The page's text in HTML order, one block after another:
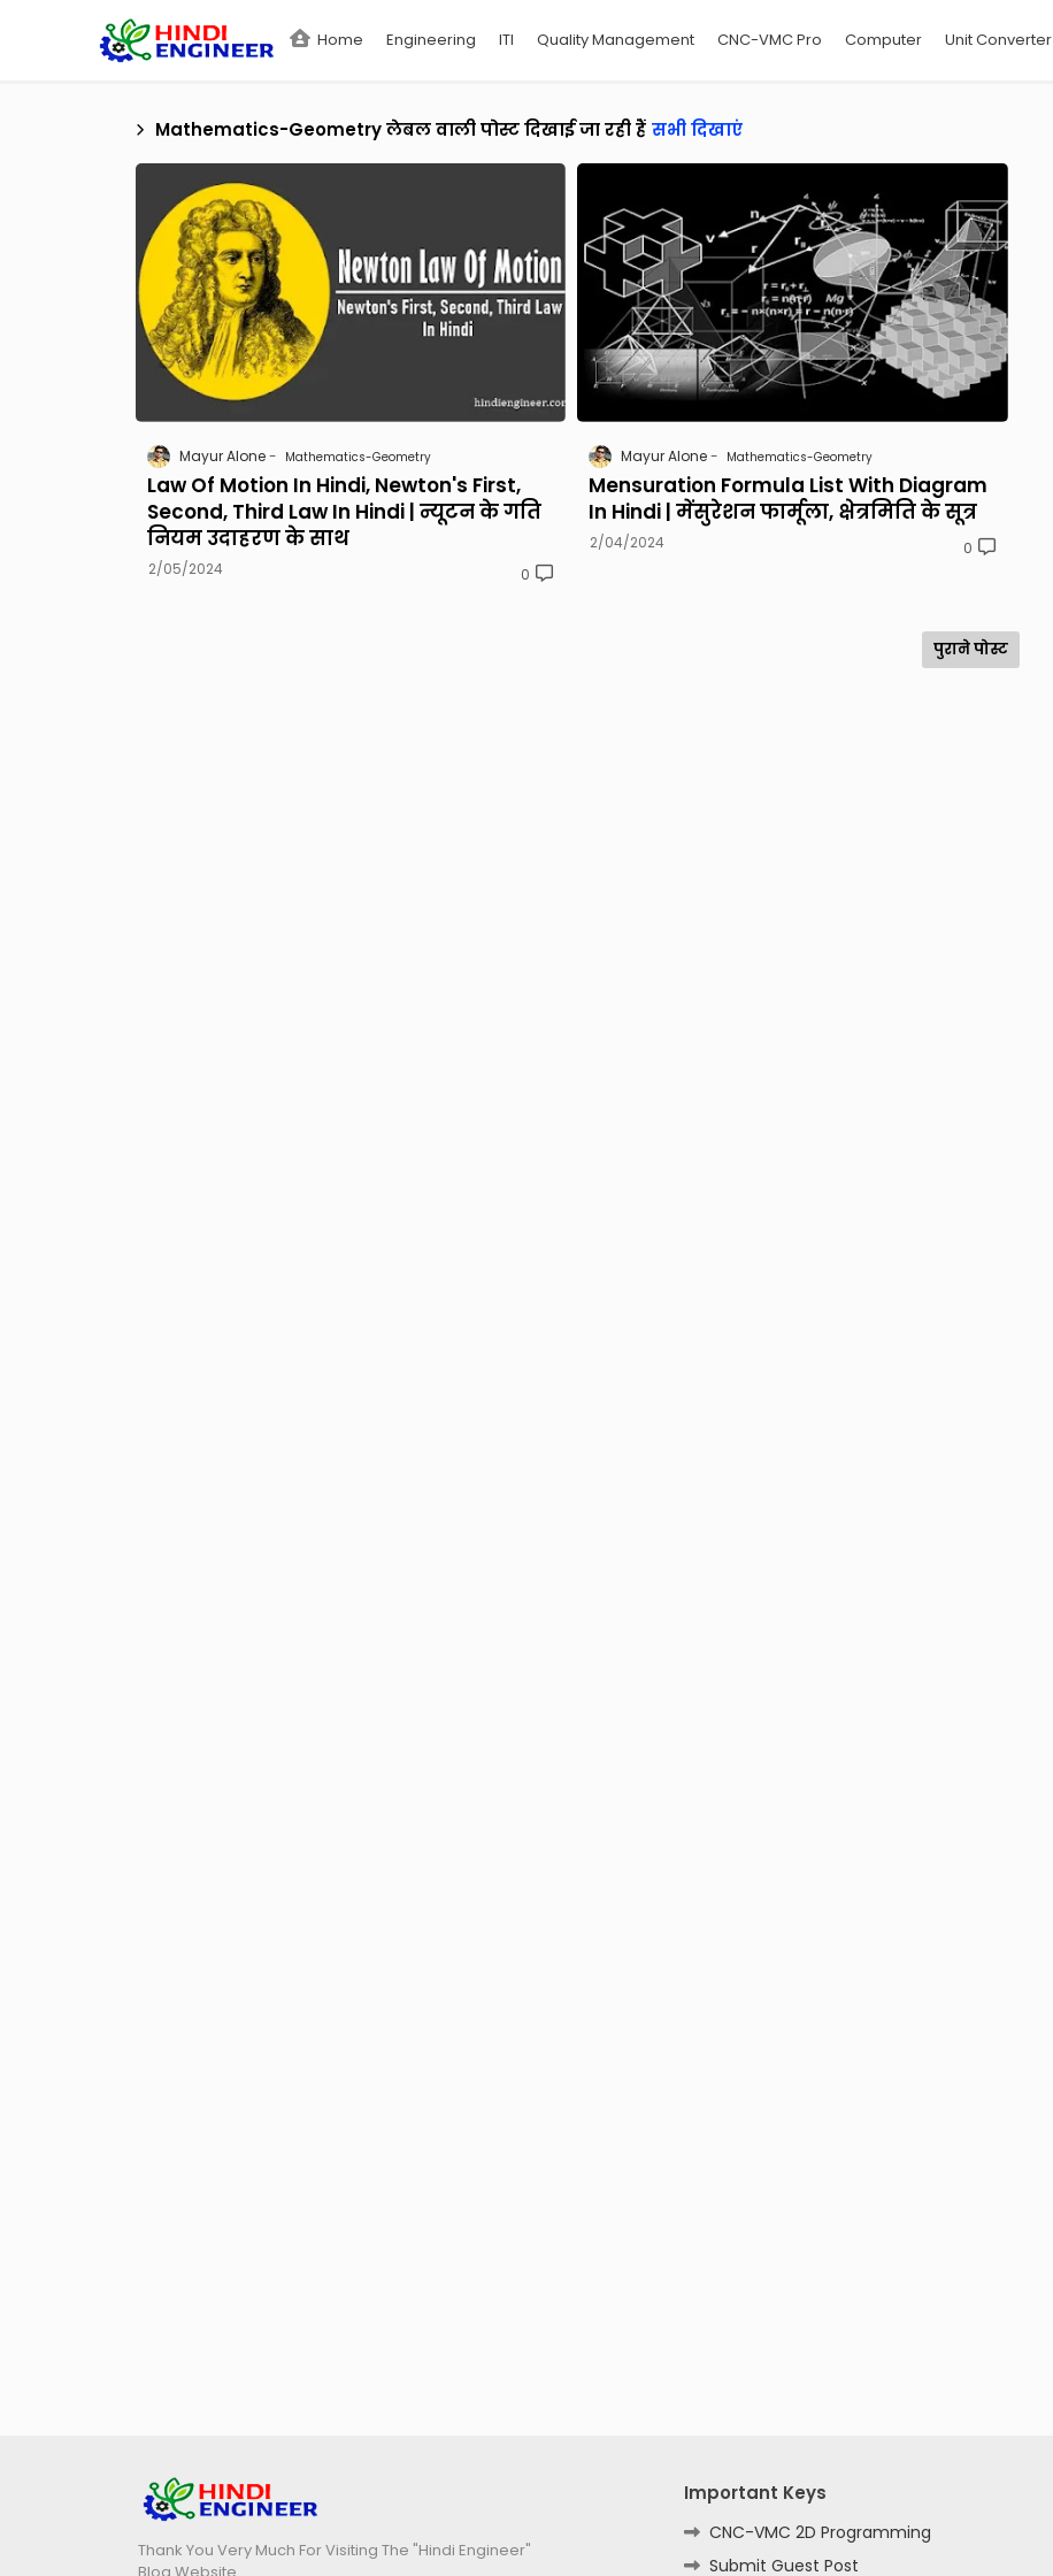
Home Engineering ITI Quality Management CNC-VMC Pro Computer Unit Converter
Mathematics-Geometryलेबल वाली पोस्ट दिखाई जा रही हैं सभी दिखाएं
Mayur Alone Mathematics-Geometry
Law Of Motion In Hindi, Newton's First,
Second, Third Law In Hindi | न्यूटन के गति
नियम उदाहरण के साथ
2/05/2024 0
Mayur Alone Mathematics-Geometry
Mensuration Formula List With Diagram
In Hindi | मेंसुरेशन फार्मूला, क्षेत्रमिति के सूत्र
2/04/2024 0
पुराने पोस्ट
Thank You Very Much For Visiting The "Hindi Engineer"
Important Keys
CNC-VMC 2D Programming
Submit Guest Post